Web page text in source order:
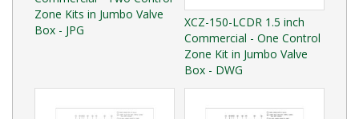
Zone Kits in Jumbo Valve
Box - JPG
XCZ-150-LCDR 1.5 inch
Commercial - One Control
Zone Kit in Jumbo Valve
Box - DWG